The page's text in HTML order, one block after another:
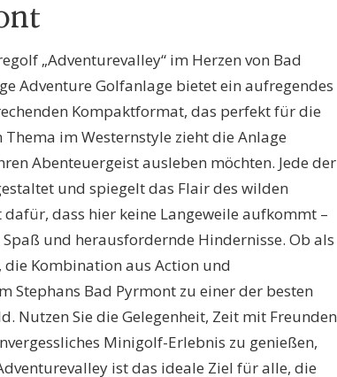
„Adventurevalley“ im Herzen von Bad
Adventure Golfanlage bietet ein aufregendes
Kompaktformat, das perfekt für die
im Westernstyle zieht die Anlage
Abenteuergeist ausleben möchten. Jede der
und spiegelt das Flair des wilden
dass hier keine Langeweile aufkommt –
und herausfordernde Hindernisse. Ob als
Kombination aus Action und
Stephans Bad Pyrmont zu einer der besten
Nutzen Sie die Gelegenheit, Zeit mit Freunden
Minigolf-Erlebnis zu genießen,
ist das ideale Ziel für alle, die